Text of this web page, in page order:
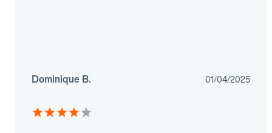
Dominique B. 01/04/2025